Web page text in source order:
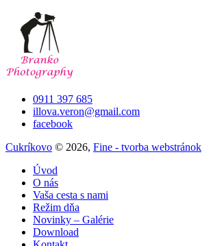
0911 397 685
illova.veron@gmail.com
facebook
Cukríkovo © 2026, Fine - tvorba webstránok
Úvod
O nás
Vaša cesta s nami
Režim dňa
Novinky – Galérie
Download